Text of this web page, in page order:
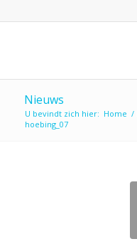
Nieuws
U bevindt zich hier: Home /
hoebing_07